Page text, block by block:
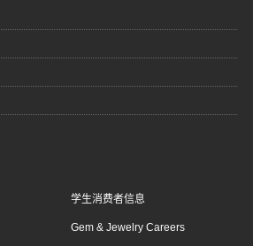
学生消费者信息
Gem & Jewelry Careers